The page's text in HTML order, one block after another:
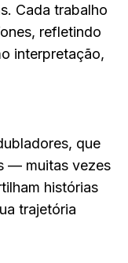
Cada trabalho
refletindo
interpretação,
que
— muitas vezes
histórias
trajetória